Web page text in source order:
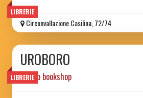
LIBRERIE
Circonvallazione Casilina, 72/74
LIBRERIE
UROBORO
tattoo bookshop